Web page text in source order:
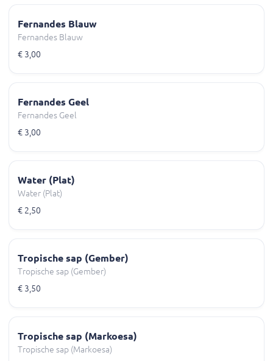
Fernandes Blauw
Fernandes Blauw
€ 3,00
Fernandes Geel
Fernandes Geel
€ 3,00
Water (Plat)
Water (Plat)
€ 2,50
Tropische sap (Gember)
Tropische sap (Gember)
€ 3,50
Tropische sap (Markoesa)
Tropische sap (Markoesa)